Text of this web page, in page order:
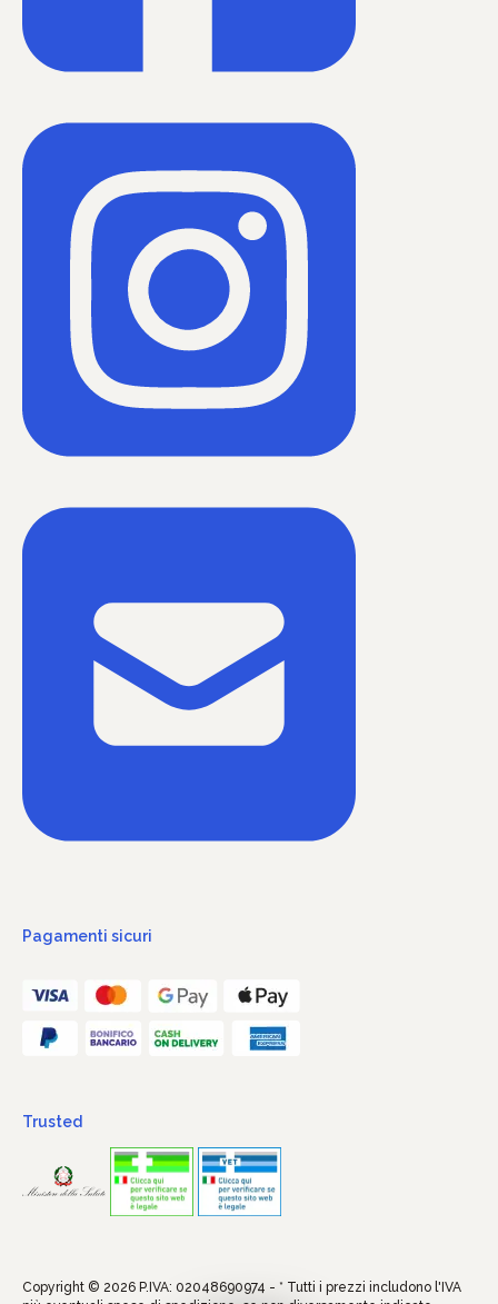
Pagamenti sicuri
Trusted
Copyright © 2026 P.IVA: 02048690974 - * Tutti i prezzi includono l'IVA